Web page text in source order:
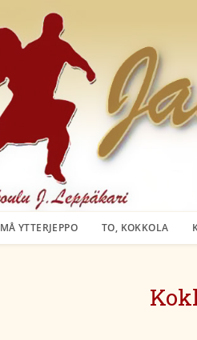
MÅ YTTERJEPPO TO, KOKKOLA